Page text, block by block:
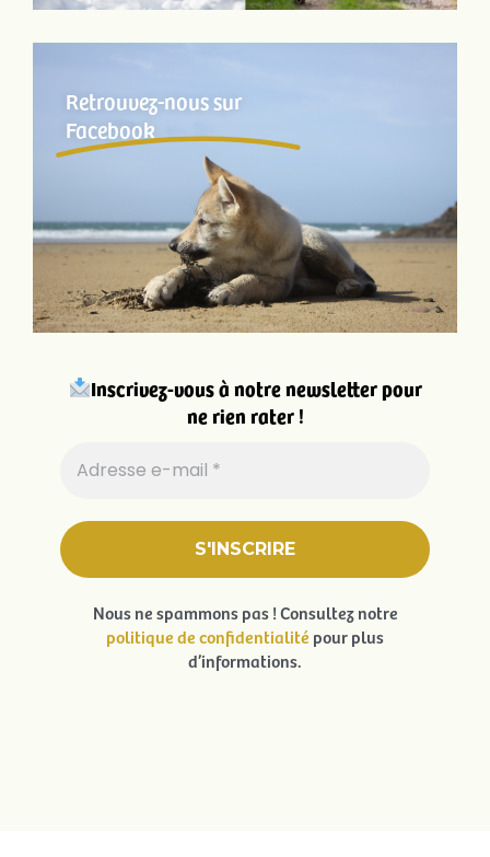
Retrouvez-nous sur
Facebook
Inscrivez-vous à notre newsletter pour
ne rien rater !
Nous ne spammons pas ! Consultez notre
politique de confidentialité pour plus
d’informations.